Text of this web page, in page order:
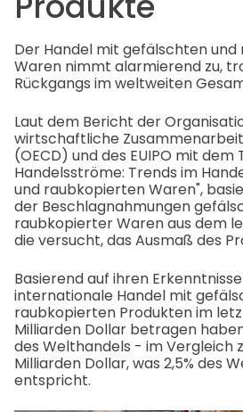
Der Handel mit gefälschten
Waren nimmt alarmierend zu,
Rückgangs im weltweiten
Laut dem Bericht der
wirtschaftliche
(OECD) und des EUIPO mit dem
Handelsströme: Trends im
und raubkopierten Waren",
der Beschlagnahmungen
raubkopierter Waren aus dem
die versucht, das Ausmaß des
Basierend auf ihren
internationale Handel mit
raubkopierten Produkten im
Milliarden Dollar betragen
des Welthandels - im Vergleich
Milliarden Dollar, was 2,5% des
entspricht.